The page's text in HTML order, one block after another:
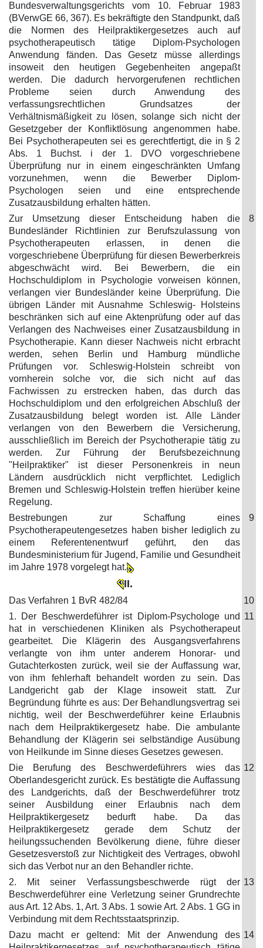
Bundesverwaltungsgerichts vom 10. Februar 1983
(BVerwGE 66, 367). Es bekräftigte den Standpunkt, daß
die Normen des Heilpraktikergesetzes auch auf
psychotherapeutisch tätige Diplom-Psychologen
Anwendung fänden. Das Gesetz müsse allerdings
insoweit den heutigen Gegebenheiten angepaßt
werden. Die dadurch hervorgerufenen rechtlichen
Probleme seien durch Anwendung des
verfassungsrechtlichen Grundsatzes der
Verhältnismäßigkeit zu lösen, solange sich nicht der
Gesetzgeber der Konfliktlösung angenommen habe.
Bei Psychotherapeuten sei es gerechtfertigt, die in § 2
Abs. 1 Buchst. i der 1. DVO vorgeschriebene
Überprüfung nur in einem eingeschränkten Umfang
vorzunehmen, wenn die Bewerber Diplom-
Psychologen seien und eine entsprechende
Zusatzausbildung erhalten hätten.
Zur Umsetzung dieser Entscheidung haben die
Bundesländer Richtlinien zur Berufszulassung von
Psychotherapeuten erlassen, in denen die
vorgeschriebene Überprüfung für diesen Bewerberkreis
abgeschwächt wird. Bei Bewerbern, die ein
Hochschuldiplom in Psychologie vorweisen können,
verlangen vier Bundesländer keine Überprüfung. Die
übrigen Länder mit Ausnahme Schleswig- Holsteins
beschränken sich auf eine Aktenprüfung oder auf das
Verlangen des Nachweises einer Zusatzausbildung in
Psychotherapie. Kann dieser Nachweis nicht erbracht
werden, sehen Berlin und Hamburg mündliche
Prüfungen vor. Schleswig-Holstein schreibt von
vornherein solche vor, die sich nicht auf das
Fachwissen zu erstrecken haben, das durch das
Hochschuldiplom und den erfolgreichen Abschluß der
Zusatzausbildung belegt worden ist. Alle Länder
verlangen von den Bewerbern die Versicherung,
ausschließlich im Bereich der Psychotherapie tätig zu
werden. Zur Führung der Berufsbezeichnung
"Heilpraktiker" ist dieser Personenkreis in neun
Ländern ausdrücklich nicht verpflichtet. Lediglich
Bremen und Schleswig-Holstein treffen hierüber keine
Regelung.
8
Bestrebungen zur Schaffung eines
Psychotherapeutengesetzes haben bisher lediglich zu
einem Referentenentwurf geführt, den das
Bundesministerium für Jugend, Familie und Gesundheit
im Jahre 1978 vorgelegt hat.
9
II.
Das Verfahren 1 BvR 482/84
10
1. Der Beschwerdeführer ist Diplom-Psychologe und
hat in verschiedenen Kliniken als Psychotherapeut
gearbeitet. Die Klägerin des Ausgangsverfahrens
verlangte von ihm unter anderem Honorar- und
Gutachterkosten zurück, weil sie der Auffassung war,
von ihm fehlerhaft behandelt worden zu sein. Das
Landgericht gab der Klage insoweit statt. Zur
Begründung führte es aus: Der Behandlungsvertrag sei
nichtig, weil der Beschwerdeführer keine Erlaubnis
nach dem Heilpraktikergesetz habe. Die ambulante
Behandlung der Klägerin sei selbständige Ausübung
von Heilkunde im Sinne dieses Gesetzes gewesen.
11
Die Berufung des Beschwerdeführers wies das
Oberlandesgericht zurück. Es bestätigte die Auffassung
des Landgerichts, daß der Beschwerdeführer trotz
seiner Ausbildung einer Erlaubnis nach dem
Heilpraktikergesetz bedurft habe. Da das
Heilpraktikergesetz gerade dem Schutz der
heilungssuchenden Bevölkerung diene, führe dieser
Gesetzesverstoß zur Nichtigkeit des Vertrages, obwohl
sich das Verbot nur an den Behandler richte.
12
2. Mit seiner Verfassungsbeschwerde rügt der
Beschwerdeführer eine Verletzung seiner Grundrechte
aus Art. 12 Abs. 1, Art. 3 Abs. 1 sowie Art. 2 Abs. 1 GG in
Verbindung mit dem Rechtsstaatsprinzip.
13
Dazu macht er geltend: Mit der Anwendung des 14